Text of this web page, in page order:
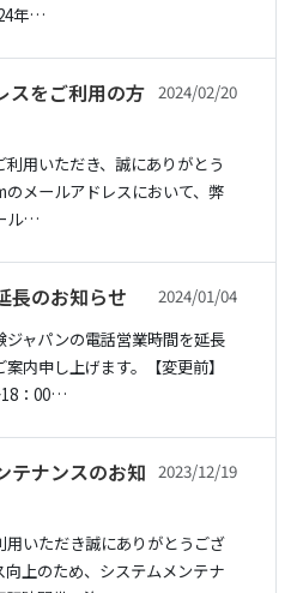
年…
スをご利用の方
2024/02/20
用いただき、誠にありがとう
メールアドレスにおいて、弊
ル…
長のお知らせ
2024/01/04
ャパンの電話営業時間を延長
内申し上げます。【変更前】
18：00…
テナンスのお知 2023/12/19
いただき誠にありがとうござ
上のため、システムメンテナ